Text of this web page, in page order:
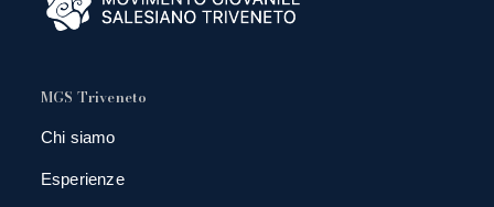
MGS Triveneto
Chi siamo
Esperienze